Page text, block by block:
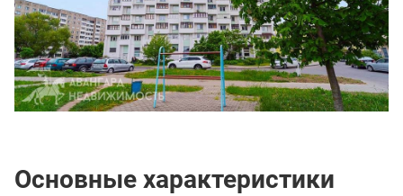
Основные характеристики